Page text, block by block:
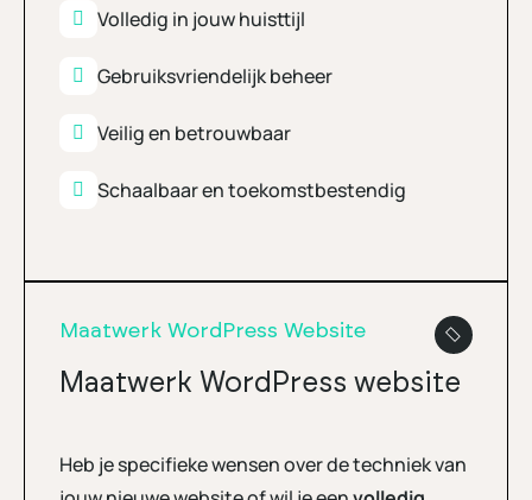
Volledig in jouw huisttijl
Gebruiksvriendelijk beheer
Veilig en betrouwbaar
Schaalbaar en toekomstbestendig
Maatwerk WordPress Website
Maatwerk WordPress website
Heb je specifieke wensen over de techniek van